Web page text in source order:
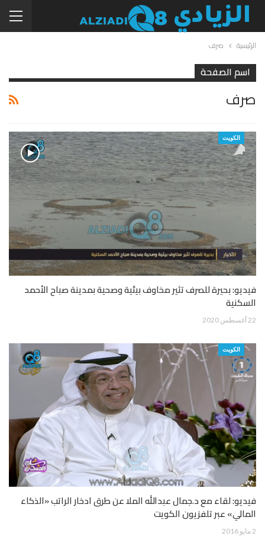
الرئيسية صرف
اسم الصفحة
صرف
الكويت
فيديو: بحيرة للصرف تثير مخاوف بيئية وصحية بمدينة صباح الأحمد
السكنية
22 أغسطس 2020
الكويت
فيديو: لقاء مع د.جمال عبدالله الملا عن طرق ادخار الراتب «الذكاء
المالي» عبر تلفزيون الكويت
2 مايو 2016